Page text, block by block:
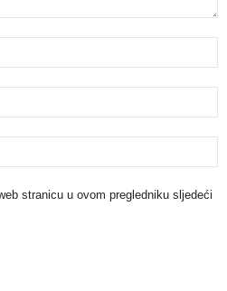
stranicu u ovom pregledniku sljedeći